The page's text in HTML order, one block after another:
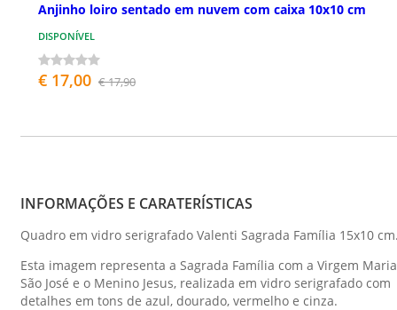
Anjinho loiro sentado em nuvem com caixa 10x10 cm
DISPONÍVEL
€ 17,00 € 17,90
INFORMAÇÕES E CARATERÍSTICAS
Quadro em vidro serigrafado Valenti Sagrada Família 15x10
Esta imagem representa a Sagrada Família com a Virgem
São José e o Menino Jesus, realizada em vidro serigrafado com
detalhes em tons de azul, dourado, vermelho e cinza.